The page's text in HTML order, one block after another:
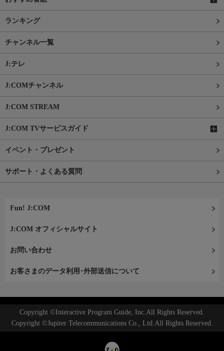
ランキング
チャンネル一覧
J:テレ
J:COMチャンネル
J:COM STREAM
J:COM TVサービスガイド
イベント・プレゼント
サポート・よくある質問
Fun! J:COM
J:COM オフィシャルサイト
お問い合わせ
お客さまのデータ利用･外部送信について
Copyright ©Interactive Program Guide, Inc.All Rights Reserved.
Copyright ©Jupiter Telecommunications Co., Ltd.All Rights Reserved.